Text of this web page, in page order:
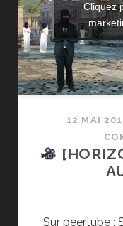
Cliquez
12 MAI
Sur peertube :